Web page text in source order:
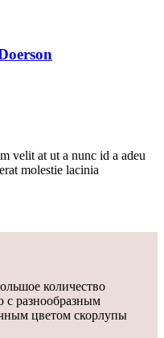
velit at ut a nunc id a adeu
molestie lacinia
количество
с разнообразным
цветом скорлупы